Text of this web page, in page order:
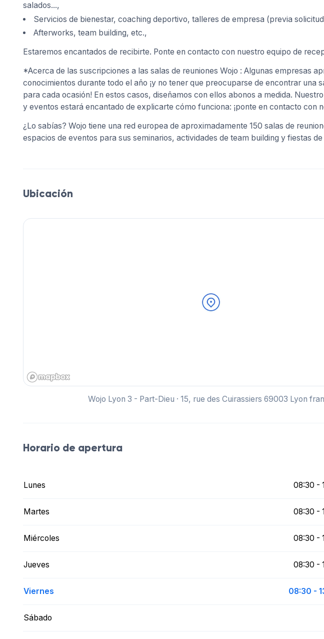
salados...,
Servicios de bienestar, coaching deportivo, talleres de empresa (previa
Afterworks, team building, etc.,
Estaremos encantados de recibirte. Ponte en contacto con nuestro equipo de
*Acerca de las suscripciones a las salas de reuniones Wojo : Algunas empresas
conocimientos durante todo el año ¡y no tener que preocuparse de encontrar una
para cada ocasión! En estos casos, diseñamos con ellos abonos a medida.
y eventos estará encantado de explicarte cómo funciona: ¡ponte en contacto con
¿Lo sabías? Wojo tiene una red europea de aproximadamente 150 salas de
espacios de eventos para sus seminarios, actividades de team building y fiestas
Ubicación
Wojo Lyon 3 - Part-Dieu · 15, rue des Cuirassiers 69003 Lyon
Horario de apertura
Lunes 08:30 -
Martes 08:30 -
Miércoles 08:30 -
Jueves 08:30 -
Viernes 08:30 -
Sábado